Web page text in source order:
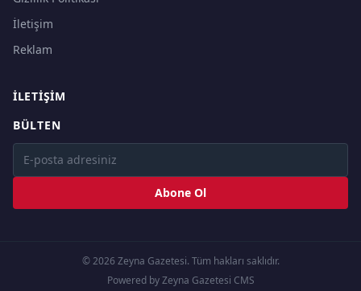
İletişim
Reklam
İLETIŞIM
BÜLTEN
Abone Ol
© 2026 Zeyna Gazetesi. Tüm hakları saklıdır.
Powered by Zeyna Gazetesi CMS